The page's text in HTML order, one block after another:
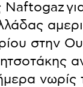
Naftogaz
στην
νωρίς